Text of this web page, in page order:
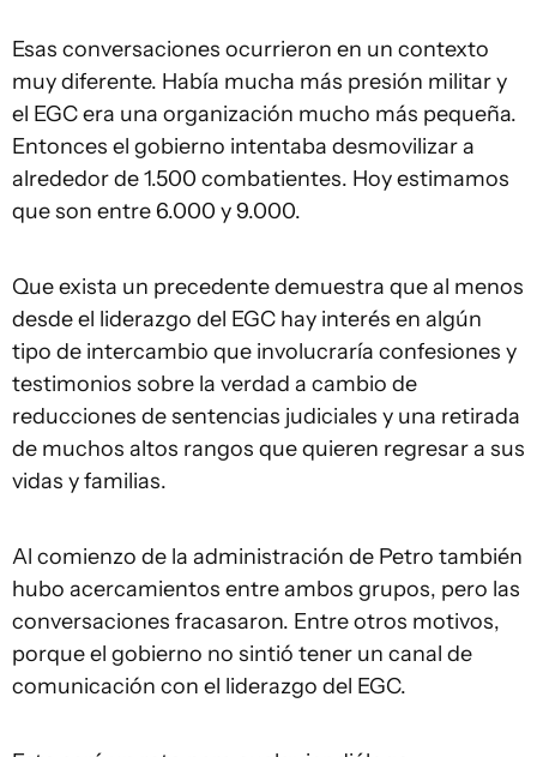
Esas conversaciones ocurrieron en un contexto
muy diferente. Había mucha más presión militar y
el EGC era una organización mucho más pequeña.
Entonces el gobierno intentaba desmovilizar a
alrededor de 1.500 combatientes. Hoy estimamos
que son entre 6.000 y 9.000.
Que exista un precedente demuestra que al menos
desde el liderazgo del EGC hay interés en algún
tipo de intercambio que involucraría confesiones y
testimonios sobre la verdad a cambio de
reducciones de sentencias judiciales y una retirada
de muchos altos rangos que quieren regresar a sus
vidas y familias.
Al comienzo de la administración de Petro también
hubo acercamientos entre ambos grupos, pero las
conversaciones fracasaron. Entre otros motivos,
porque el gobierno no sintió tener un canal de
comunicación con el liderazgo del EGC.